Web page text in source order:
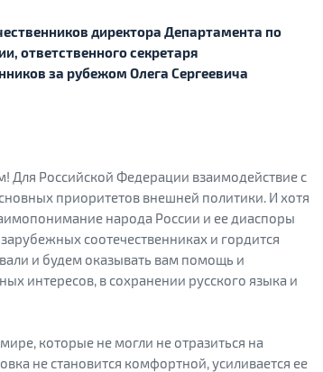
директора Департамента по
ответственного секретаря
за рубежом Олега Сергеевича
Российской Федерации взаимодействие с
приоритетов внешней политики. И хотя
народа России и ее диаспоры
соотечественниках и гордится
и будем оказывать вам помощь и
интересов, в сохранении русского языка и
которые не могли не отразиться на
не становится комфортной, усиливается ее